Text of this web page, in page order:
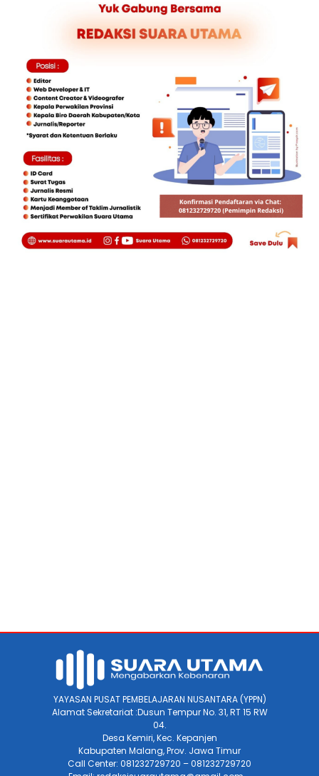
YAYASAN PUSAT PEMBELAJARAN NUSANTARA (YPPN)
Alamat Sekretariat :Dusun Tempur No. 31, RT 15 RW
04.
Desa Kemiri, Kec. Kepanjen
Kabupaten Malang, Prov. Jawa Timur
Call Center: 081232729720 – 081232729720